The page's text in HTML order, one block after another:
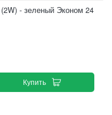
- зеленый Эконом 24
Купить